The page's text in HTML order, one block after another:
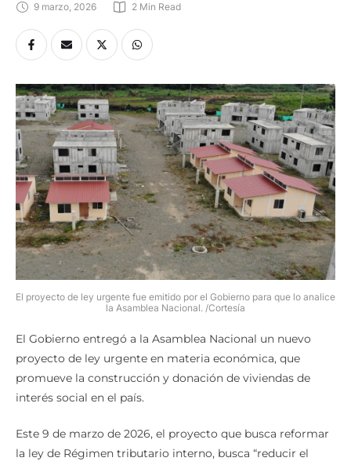
9 marzo, 2026 2 Min Read
El proyecto de ley urgente fue emitido por el Gobierno para que lo analice
la Asamblea Nacional. /Cortesía
El Gobierno entregó a la Asamblea Nacional un nuevo
proyecto de ley urgente en materia económica, que
promueve la construcción y donación de viviendas de
interés social en el país.
Este 9 de marzo de 2026, el proyecto que busca reformar
la ley de Régimen tributario interno, busca “reducir el